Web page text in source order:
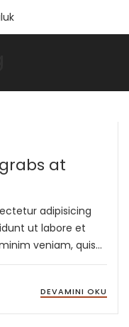
at
adipisicing
ut labore et
veniam, quis
nisi ut aliquip ex
DEVAMINI OKU